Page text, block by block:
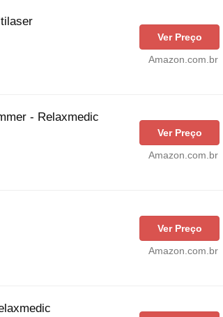
Ver Preço
Amazon.com.br
- Relaxmedic
Ver Preço
Amazon.com.br
Ver Preço
Amazon.com.br